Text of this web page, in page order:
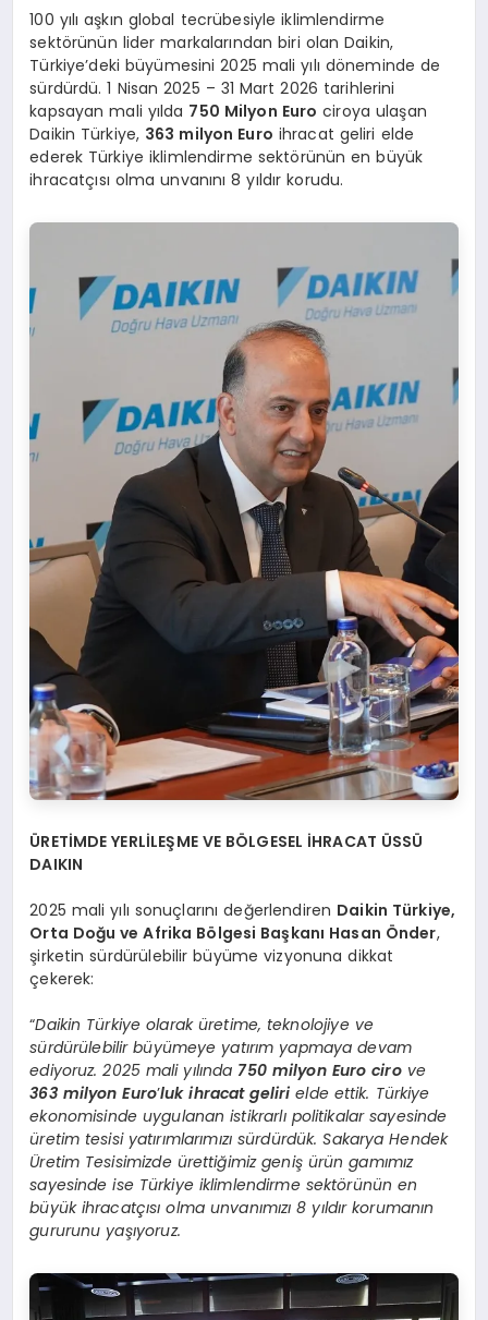
100 yılı aşkın global tecrübesiyle iklimlendirme
sektörünün lider markalarından biri olan Daikin,
Türkiye’deki büyümesini 2025 mali yılı döneminde de
sürdürdü. 1 Nisan 2025 – 31 Mart 2026 tarihlerini
kapsayan mali yılda 750 Milyon Euro ciroya ulaşan
Daikin Türkiye, 363 milyon Euro ihracat geliri elde
ederek Türkiye iklimlendirme sektörünün en büyük
ihracatçısı olma unvanını 8 yıldır korudu.
ÜRETİMDE YERLİLEŞME VE BÖLGESEL İHRACAT ÜSSÜ
DAIKIN
2025 mali yılı sonuçlarını değerlendiren Daikin Türkiye,
Orta Doğu ve Afrika Bölgesi Başkanı Hasan Önder,
şirketin sürdürülebilir büyüme vizyonuna dikkat
çekerek:
“Daikin Türkiye olarak üretime, teknolojiye ve
sürdürülebilir büyümeye yatırım yapmaya devam
ediyoruz. 2025 mali yılında 750 milyon Euro cirove
363 milyon Euro’luk ihracat geliri elde ettik. Türkiye
ekonomisinde uygulanan istikrarlı politikalar sayesinde
üretim tesisi yatırımlarımızı sürdürdük. Sakarya Hendek
Üretim Tesisimizde ürettiğimiz geniş ürün gamımız
sayesinde ise Türkiye iklimlendirme sektörünün en
büyük ihracatçısı olma unvanımızı 8 yıldır korumanın
gururunu yaşıyoruz.